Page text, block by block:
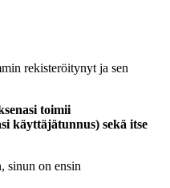
rekisteröitynyt ja sen
toimii
käyttäjätunnus) sekä itse
sinun on ensin